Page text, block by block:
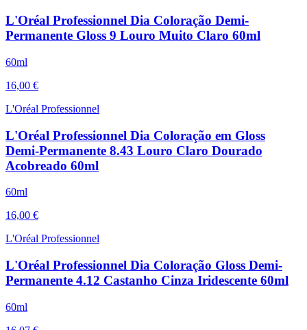
L'Oréal Professionnel Dia Coloração Demi-
Permanente Gloss 9 Louro Muito Claro 60ml
60ml
16,00 €
L'Oréal Professionnel
L'Oréal Professionnel Dia Coloração em Gloss
Demi-Permanente 8.43 Louro Claro Dourado
Acobreado 60ml
60ml
16,00 €
L'Oréal Professionnel
L'Oréal Professionnel Dia Coloração Gloss Demi-
Permanente 4.12 Castanho Cinza Iridescente 60ml
60ml